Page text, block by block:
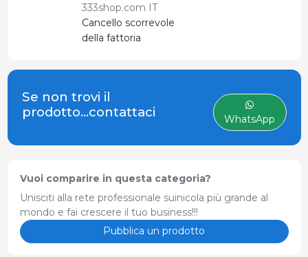
333shop.com IT
Cancello scorrevole
della fattoria
Se non trovi il
prodotto...contattaci
WhatsApp
Vuoi comparire in questa categoria?
Unisciti alla rete professionale suinicola più grande al
mondo e fai crescere il tuo business!!!
Pubblica un prodotto